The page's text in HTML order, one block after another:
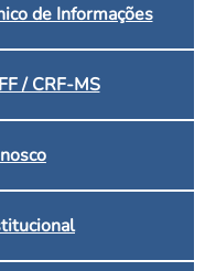
de Informações
/ CRF-MS